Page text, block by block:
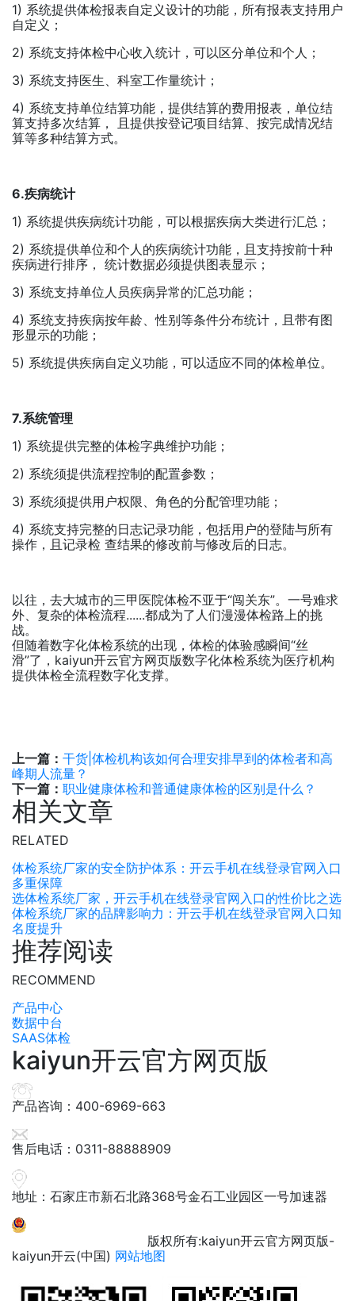
1) 系统提供体检报表自定义设计的功能，所有报表支持用户
自定义；
2) 系统支持体检中心收入统计，可以区分单位和个人；
3) 系统支持医生、科室工作量统计；
4) 系统支持单位结算功能，提供结算的费用报表，单位结
算支持多次结算， 且提供按登记项目结算、按完成情况结
算等多种结算方式。
6.疾病统计
1) 系统提供疾病统计功能，可以根据疾病大类进行汇总；
2) 系统提供单位和个人的疾病统计功能，且支持按前十种
疾病进行排序， 统计数据必须提供图表显示；
3) 系统支持单位人员疾病异常的汇总功能；
4) 系统支持疾病按年龄、性别等条件分布统计，且带有图
形显示的功能；
5) 系统提供疾病自定义功能，可以适应不同的体检单位。
7.系统管理
1) 系统提供完整的体检字典维护功能；
2) 系统须提供流程控制的配置参数；
3) 系统须提供用户权限、角色的分配管理功能；
4) 系统支持完整的日志记录功能，包括用户的登陆与所有
操作，且记录检 查结果的修改前与修改后的日志。
以往，去大城市的三甲医院体检不亚于“闯关东”。一号难求
外、复杂的体检流程......都成为了人们漫漫体检路上的挑
战。
但随着数字化体检系统的出现，体检的体验感瞬间“丝
滑”了，kaiyun开云官方网页版数字化体检系统为医疗机构
提供体检全流程数字化支撑。
上一篇： 干货|体检机构该如何合理安排早到的体检者和高
峰期人流量？
下一篇： 职业健康体检和普通健康体检的区别是什么？
相关文章
RELATED
体检系统厂家的安全防护体系：开云手机在线登录官网入口
多重保障
选体检系统厂家，开云手机在线登录官网入口的性价比之选
体检系统厂家的品牌影响力：开云手机在线登录官网入口知
名度提升
推荐阅读
RECOMMEND
产品中心
数据中台
SAAS体检
kaiyun开云官方网页版
产品咨询：400-6969-663
售后电话：0311-88888909
地址：石家庄市新石北路368号金石工业园区一号加速器
版权所有:kaiyun开云官方网页版-
kaiyun开云(中国) 网站地图